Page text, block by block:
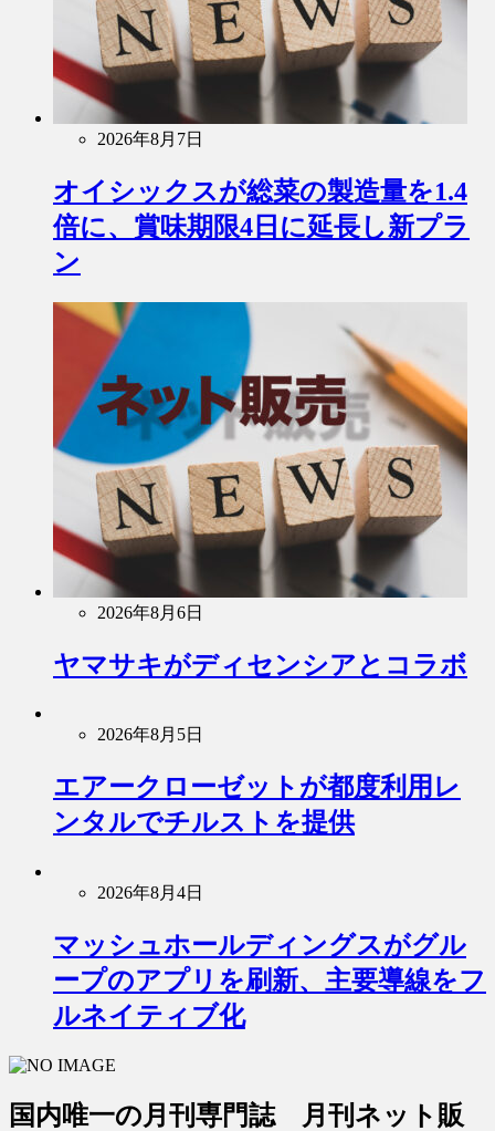
2026年8月7日
オイシックスが総菜の製造量を1.4
倍に、賞味期限4日に延長し新プラ
ン
2026年8月6日
ヤマサキがディセンシアとコラボ
2026年8月5日
エアークローゼットが都度利用レ
ンタルでチルストを提供
2026年8月4日
マッシュホールディングスがグル
ープのアプリを刷新、主要導線をフ
ルネイティブ化
国内唯一の月刊専門誌 月刊ネット販